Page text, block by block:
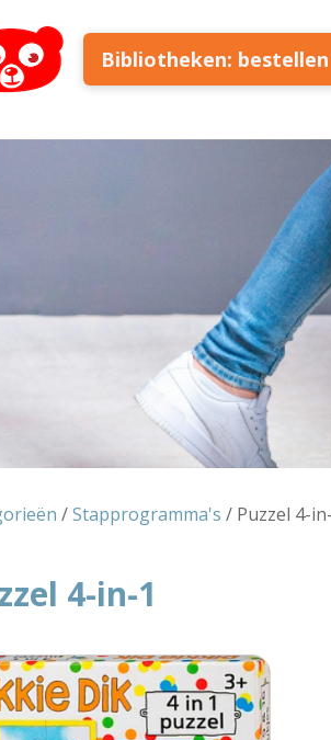
Bibliotheken:
/Stapprogramma's / Puzzel 4-
4-in-1